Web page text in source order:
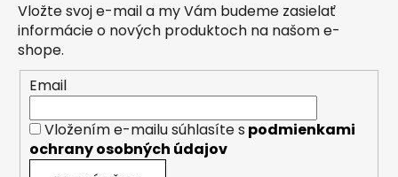
Vložte svoj e-mail a my Vám budeme zasielať
informácie o nových produktoch na našom e-
shope.
Email
Vložením e-mailu súhlasíte s podmienkami
ochrany osobných údajov